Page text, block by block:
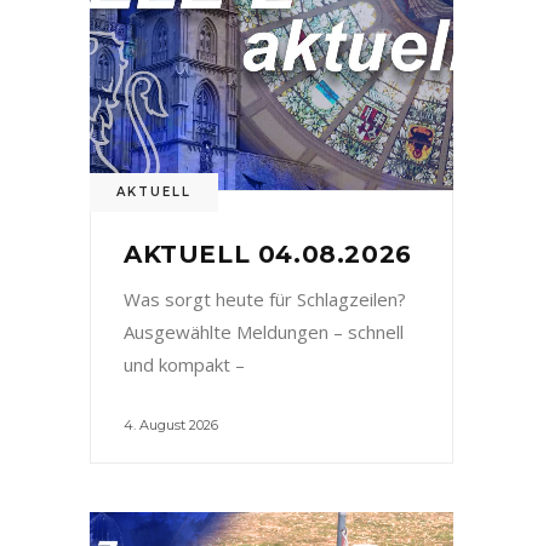
AKTUELL
AKTUELL 04.08.2026
Was sorgt heute für Schlagzeilen?
Ausgewählte Meldungen – schnell
und kompakt –
4. August 2026